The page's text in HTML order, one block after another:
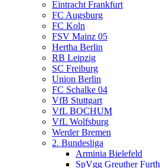
Eintracht Frankfurt
FC Augsburg
FC Koln
FSV Mainz 05
Hertha Berlin
RB Leipzig
SC Freiburg
Union Berlin
FC Schalke 04
VfB Stuttgart
VfL BOCHUM
VfL Wolfsburg
Werder Bremen
2. Bundesliga
Arminia Bielefeld
SpVgg Greuther Furth